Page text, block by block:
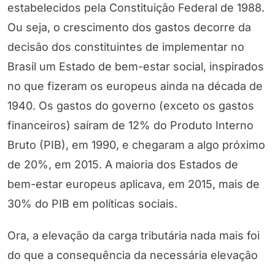
estabelecidos pela Constituição Federal de 1988.
Ou seja, o crescimento dos gastos decorre da
decisão dos constituintes de implementar no
Brasil um Estado de bem-estar social, inspirados
no que fizeram os europeus ainda na década de
1940. Os gastos do governo (exceto os gastos
financeiros) saíram de 12% do Produto Interno
Bruto (PIB), em 1990, e chegaram a algo próximo
de 20%, em 2015. A maioria dos Estados de
bem-estar europeus aplicava, em 2015, mais de
30% do PIB em políticas sociais.
Ora, a elevação da carga tributária nada mais foi
do que a consequência da necessária elevação